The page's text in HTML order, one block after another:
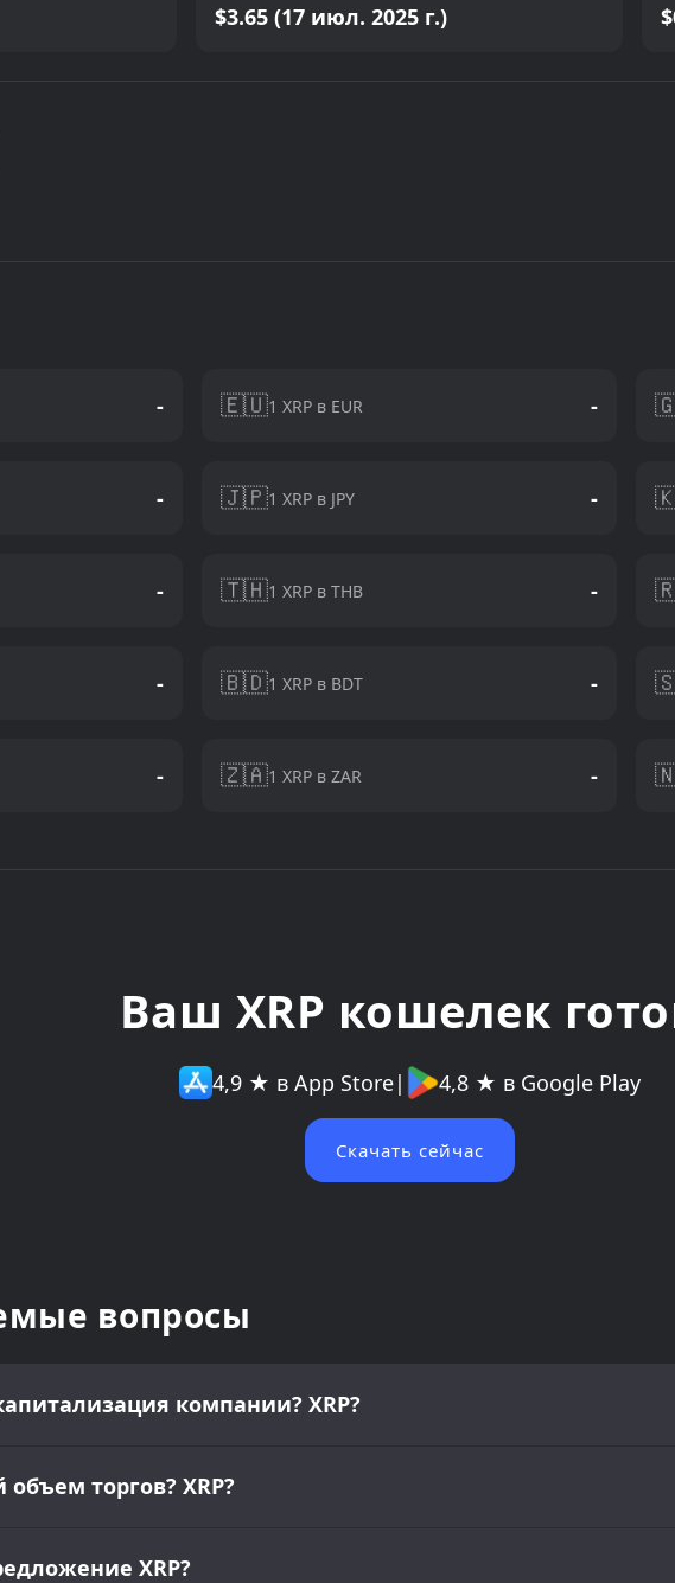
$3.65 (17 июл. 2025 г.)
- 🇪🇺1 XRP в EUR -
- 🇯🇵1 XRP в JPY -
- 🇹🇭1 XRP в THB -
- 🇧🇩1 XRP в BDT -
- 🇿🇦1 XRP в ZAR -
Ваш XRP кошелек
4,9 ★ в App Store| 4,8 ★ в Google Play
Скачать сейчас
вопросы
компании? XRP?
торгов? XRP?
XRP?